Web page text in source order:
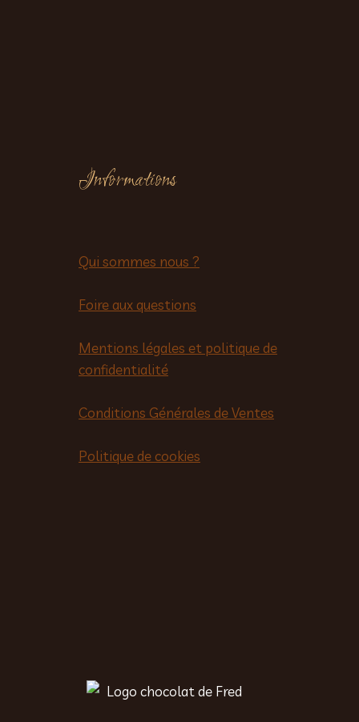
Informations
Qui sommes nous ?
Foire aux questions
Mentions légales et politique de
confidentialité
Conditions Générales de Ventes
Politique de cookies